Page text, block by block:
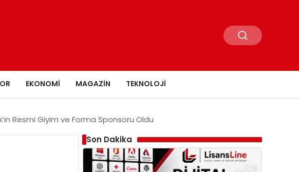
EKONOMI MAGAZIN TEKNOLOJI
Resmi Giyim ve Forma Sponsoru Oldu
Son Dakika